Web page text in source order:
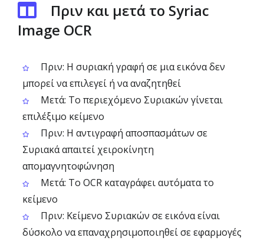
Πριν και μετά το Syriac
Image OCR
Πριν: Η συριακή γραφή σε μια εικόνα δεν
μπορεί να επιλεγεί ή να αναζητηθεί
Μετά: Το περιεχόμενο Συριακών γίνεται
επιλέξιμο κείμενο
Πριν: Η αντιγραφή αποσπασμάτων σε
Συριακά απαιτεί χειροκίνητη
απομαγνητοφώνηση
Μετά: Το OCR καταγράφει αυτόματα το
κείμενο
Πριν: Κείμενο Συριακών σε εικόνα είναι
δύσκολο να επαναχρησιμοποιηθεί σε εφαρμογές